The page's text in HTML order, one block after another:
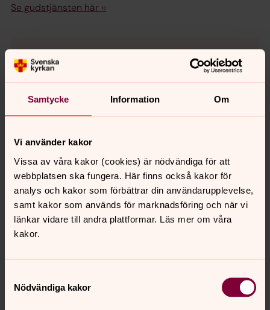
Samtycke Information Om
Vi använder kakor
Vissa av våra kakor (cookies) är nödvändiga för att
webbplatsen ska fungera. Här finns också kakor för
analys och kakor som förbättrar din användarupplevelse,
samt kakor som används för marknadsföring och när vi
länkar vidare till andra plattformar. Läs mer om våra
kakor.
Nödvändiga kakor
Se gudstjänsten här ››
För att se innehållet behöver du acceptera kakor
för marknadsföring.
Se videon på YouTube i stället.
Digitala gudstjänster, andakter och
musikstycken
För dig som inte har möjlighet att komma till kyrkan finns
din dator, iPad eller mobil.